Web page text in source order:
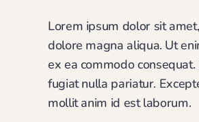
Lorem ipsum dolor sit
dolore magna aliqua. Ut
ex ea commodo
fugiat nulla pariatur.
mollit anim id est laborum.